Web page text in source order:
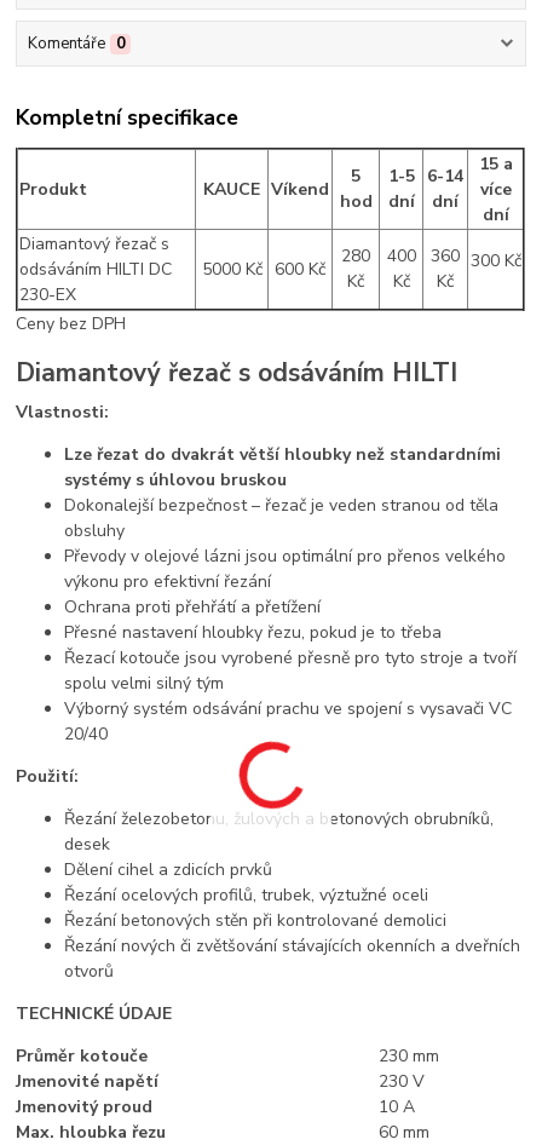
Komentáře 0
Kompletní specifikace
Produkt KAUCE Víkend
5
hod
1-5
dní
6-14
dní
15 a
více
dní
Diamantový řezač s
odsáváním HILTI DC
230-EX
5000 Kč 600 Kč
280
Kč
400
Kč
360
Kč
300 Kč
Ceny bez DPH
Diamantový řezač s odsáváním HILTI
Vlastnosti:
Lze řezat do dvakrát větší hloubky než standardními
systémy s úhlovou bruskou
Dokonalejší bezpečnost – řezač je veden stranou od těla
obsluhy
Převody v olejové lázni jsou optimální pro přenos velkého
výkonu pro efektivní řezání
Ochrana proti přehřátí a přetížení
Přesné nastavení hloubky řezu, pokud je to třeba
Řezací kotouče jsou vyrobené přesně pro tyto stroje a tvoří
spolu velmi silný tým
Výborný systém odsávání prachu ve spojení s vysavači VC
20/40
Použití:
Řezání železobetonu, žulových a betonových obrubníků,
desek
Dělení cihel a zdicích prvků
Řezání ocelových profilů, trubek, výztužné oceli
Řezání betonových stěn při kontrolované demolici
Řezání nových či zvětšování stávajících okenních a dveřních
otvorů
TECHNICKÉ ÚDAJE
Průměr kotouče
230 mm
Jmenovité napětí
230 V
Jmenovitý proud
10 A
Max. hloubka řezu
60 mm